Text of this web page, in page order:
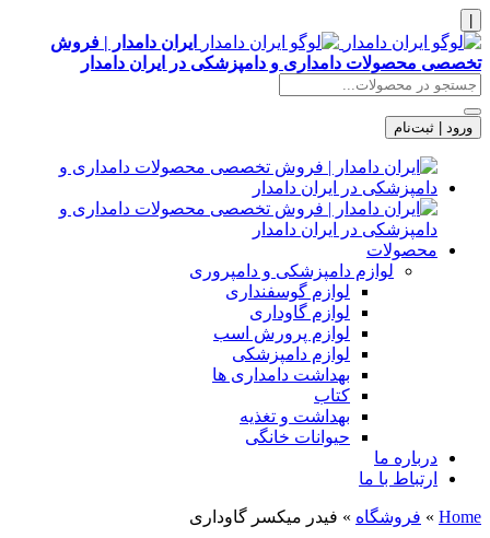
ایران دامدار | فروش
تخصصی محصولات دامداری و دامپزشکی در ایران دامدار
ورود | ثبت‌نام
محصولات
لوازم دامپزشکی و دامپروری
لوازم گوسفنداری
لوازم گاوداری
لوازم پرورش اسب
لوازم دامپزشکی
بهداشت دامداری ها
کتاب
بهداشت و تغذیه
حیوانات خانگی
درباره ما
ارتباط با ما
Home
» فروشگاه » فیدر میکسر گاوداری